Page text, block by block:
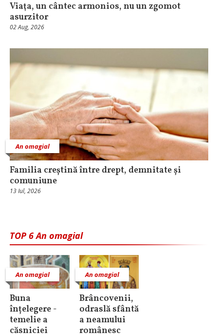
Viaţa, un cântec armonios, nu un zgomot
asurzitor
02 Aug, 2026
An omagial
Familia creștină între drept, demnitate și
comuniune
13 Iul, 2026
TOP 6 An omagial
An omagial
Buna
înțelegere -
temelie a
căsniciei
An omagial
Brâncovenii,
odraslă sfântă
a neamului
românesc